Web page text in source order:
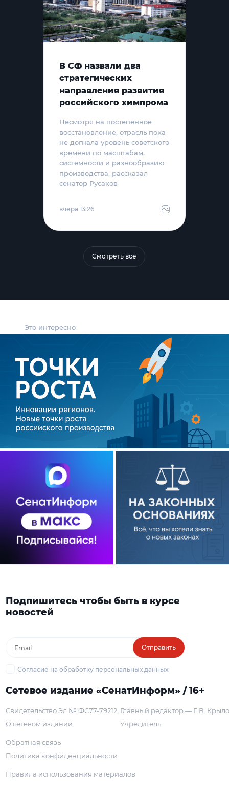
Это интересно
В СФ назвали два
стратегических
направления развития
российского химпрома
Несмотря на постепенное
восстановление, отрасль пока
не догнала уровень советского
времени по масштабам,
системности и разнообразию
производства, рассказал
сенатор Русаков
вчера 13:26
Смотреть все
Подпишитесь чтобы быть в курсе
новостей
Отправить
Согласие на обработку персональных данных
Сетевое издание «СенатИнформ» / 16+
Свидетельство Эл № ФС77-79212
О сетевом издании
Главный редактор — Г. В.
Учредитель
Обратная связь
Политика конфиденциальности
Правила использования материалов